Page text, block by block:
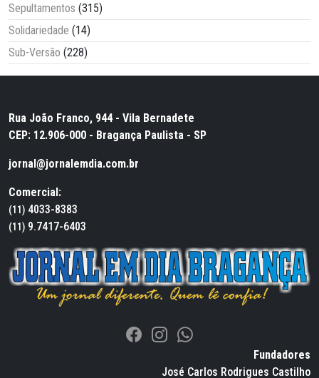
Sepultamentos (315)
Solidariedade (14)
Sub-Versão (228)
Rua João Franco, 944 - Vila Bernadete
CEP: 12.906-000 - Bragança Paulista - SP
jornal@jornalemdia.com.br
Comercial:
(11) 4033-8383
(11) 9.7417-6403
Fundadores
José Carlos Rodrigues Castilho